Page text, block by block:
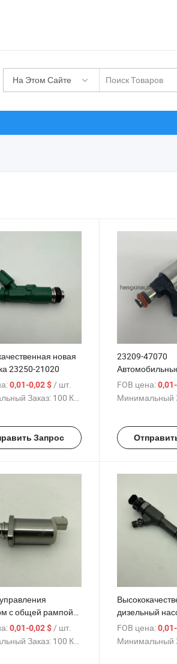
На Этом Сайте
новая
23250-21020
0,01-0,02 $/ шт.
Заказ: 100 Куски
Запрос
23209-47070
Форсунка
инжекции
FOB цена:
Минимальный
с общей рампой
0,01-0,02 $ / шт.
Заказ: 100 Куски
дизельный
общего рейла
FOB цена:
Минимальный